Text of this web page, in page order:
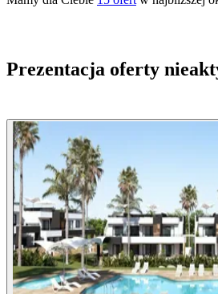
Prezentacja oferty